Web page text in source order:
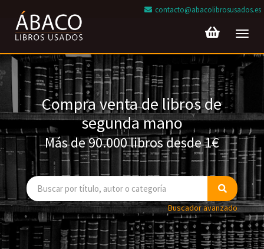
contacto@abacolibrosusados.es
Compra venta de libros de
segunda mano
Más de 90.000 libros desde 1€
Buscador avanzado